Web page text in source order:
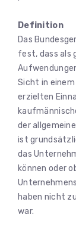
Definition
Das
fest, dass als
Sicht in
erzielten
der
ist
das
können oder
haben nicht
war.